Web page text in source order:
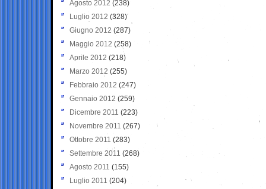
Agosto 2012 (238)
Luglio 2012 (328)
Giugno 2012 (287)
Maggio 2012 (258)
Aprile 2012 (218)
Marzo 2012 (255)
Febbraio 2012 (247)
Gennaio 2012 (259)
Dicembre 2011 (223)
Novembre 2011 (267)
Ottobre 2011 (283)
Settembre 2011 (268)
Agosto 2011 (155)
Luglio 2011 (204)